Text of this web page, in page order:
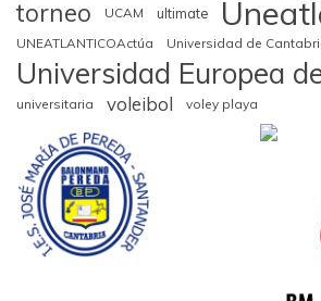
torneo UCAM ultimate
UNEATLANTICOActúa Universidad de
Universidad Europea
universitaria voleibol voley playa